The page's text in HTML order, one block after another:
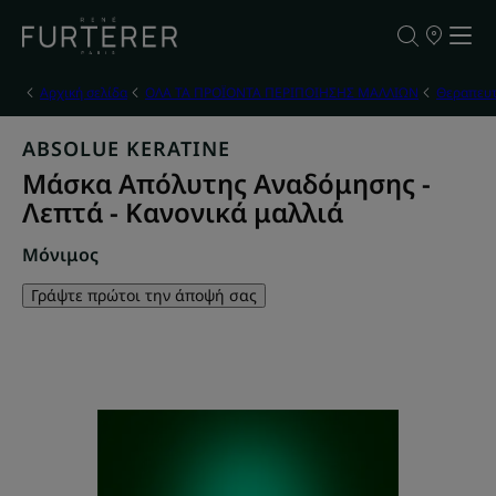
ΣΗΜΕΙΑ
ΜΑΣ
Αρχική σελίδα ΟΛΑ ΤΑ ΠΡΟΪΟΝΤΑ ΠΕΡΙΠΟΙΗΣΗΣ ΜΑΛΛΙΩΝ
ABSOLUE KERATINE
Μάσκα Απόλυτης Αναδόμησης -
Λεπτά - Κανονικά μαλλιά
Μόνιμος
Γράψτε πρώτοι την άποψή σας